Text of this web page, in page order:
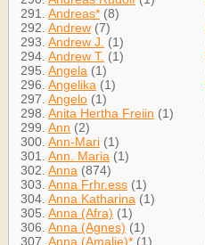
291. Andreas* (8)
292. Andrew (7)
293. Andrew J.
(1)
294. Andrew T. (1)
295. Angela (1)
296. Angelika (1)
297. Angelo (1)
298. Anita Hertha Freiin (1)
299. Ann (2)
300. Ann-Mari (1)
301. Ann. Maria (1)
302. Anna (874)
303. Anna Frhr.ess (1)
304. Anna Katharina (1)
305. Anna (Afra) (1)
306. Anna (Agnes) (1)
307. Anna (Amalie)* (1)